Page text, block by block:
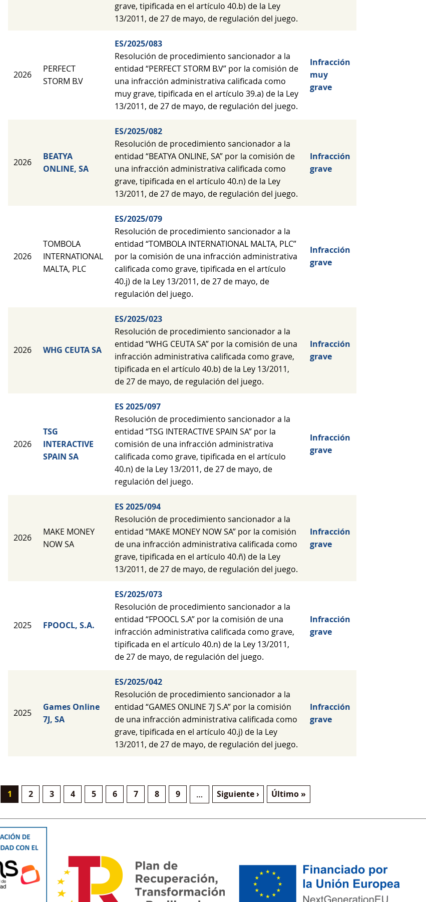
grave, tipificada en el artículo 40.b) de la Ley
13/2011, de 27 de mayo, de regulación del juego.
2026
PERFECT
STORM B.V
ES/2025/083
Resolución de procedimiento sancionador a la
entidad “PERFECT STORM B.V” por la comisión de
una infracción administrativa calificada como
muy grave, tipificada en el artículo 39.a) de la Ley
13/2011, de 27 de mayo, de regulación del juego.
Infracción
muy
grave
2026
BEATYA
ONLINE, SA
ES/2025/082
Resolución de procedimiento sancionador a la
entidad “BEATYA ONLINE, SA” por la comisión de
una infracción administrativa calificada como
grave, tipificada en el artículo 40.n) de la Ley
13/2011, de 27 de mayo, de regulación del juego.
Infracción
grave
2026
TOMBOLA
INTERNATIONAL
MALTA, PLC
ES/2025/079
Resolución de procedimiento sancionador a la
entidad “TOMBOLA INTERNATIONAL MALTA, PLC”
por la comisión de una infracción administrativa
calificada como grave, tipificada en el artículo
40.j) de la Ley 13/2011, de 27 de mayo, de
regulación del juego.
Infracción
grave
2026 WHG CEUTA SA
ES/2025/023
Resolución de procedimiento sancionador a la
entidad “WHG CEUTA SA” por la comisión de una
infracción administrativa calificada como grave,
tipificada en el artículo 40.b) de la Ley 13/2011,
de 27 de mayo, de regulación del juego.
Infracción
grave
2026
TSG
INTERACTIVE
SPAIN SA
ES 2025/097
Resolución de procedimiento sancionador a la
entidad “TSG INTERACTIVE SPAIN SA” por la
comisión de una infracción administrativa
calificada como grave, tipificada en el artículo
40.n) de la Ley 13/2011, de 27 de mayo, de
regulación del juego.
Infracción
grave
2026
MAKE MONEY
NOW SA
ES 2025/094
Resolución de procedimiento sancionador a la
entidad “MAKE MONEY NOW SA” por la comisión
de una infracción administrativa calificada como
grave, tipificada en el artículo 40.ñ) de la Ley
13/2011, de 27 de mayo, de regulación del juego.
Infracción
grave
2025 FPOOCL, S.A.
ES/2025/073
Resolución de procedimiento sancionador a la
entidad “FPOOCL S.A” por la comisión de una
infracción administrativa calificada como grave,
tipificada en el artículo 40.n) de la Ley 13/2011,
de 27 de mayo, de regulación del juego.
Infracción
grave
2025
Games Online
7J, SA
ES/2025/042
Resolución de procedimiento sancionador a la
entidad “GAMES ONLINE 7J S.A” por la comisión
de una infracción administrativa calificada como
grave, tipificada en el artículo 40.j) de la Ley
13/2011, de 27 de mayo, de regulación del juego.
Infracción
grave
Paginación
Página actual
1 Página
2 Página
3 Página
4 Página
5 Página
6 Página
7 Página
8 Página
9 … Siguiente página
Siguiente › Última página
Último »